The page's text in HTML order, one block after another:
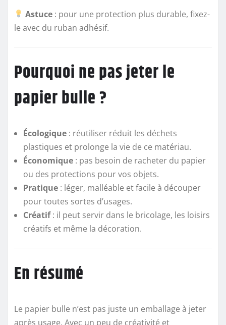
Astuce : pour une protection plus durable, fixez-
le avec du ruban adhésif.
Pourquoi ne pas jeter le
papier bulle ?
Écologique : réutiliser réduit les déchets
plastiques et prolonge la vie de ce matériau.
Économique : pas besoin de racheter du papier
ou des protections pour vos objets.
Pratique : léger, malléable et facile à découper
pour toutes sortes d’usages.
Créatif: il peut servir dans le bricolage, les loisirs
créatifs et même la décoration.
En résumé
Le papier bulle n’est pas juste un emballage à jeter
après usage. Avec un peu de créativité et